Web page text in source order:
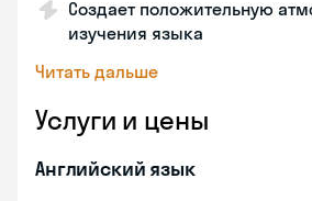
Создает положительную
изучения языка
Читать дальше
Услуги и цены
Английский язык